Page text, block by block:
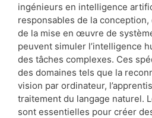
ingénieurs en intelligence
responsables de la
de la mise en œuvre de
peuvent simuler l’intelligence
des tâches complexes. Ces
des domaines tels que la
vision par ordinateur,
traitement du langage naturel.
sont essentielles pour créer